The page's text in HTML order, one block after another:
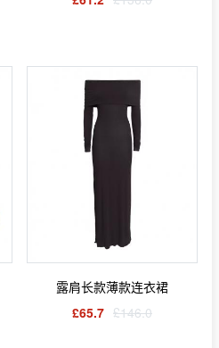
露肩长款薄款连衣裙
£65.7 £146.0